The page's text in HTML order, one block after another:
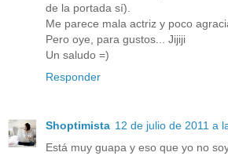
de la portada sí).
Me parece mala actriz y poco
Pero oye, para gustos... Jijiji
Un saludo =)
Responder
Shoptimista 12 de julio de 2011 a
Está muy guapa y eso que yo no